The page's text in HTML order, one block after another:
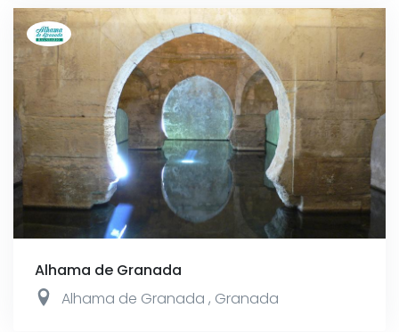
Alhama de Granada
Alhama de Granada , Granada